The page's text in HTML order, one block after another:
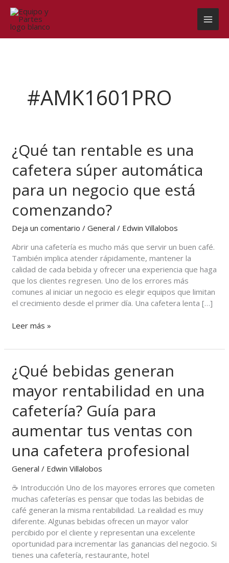
contenido
#AMK1601PRO
¿Qué tan rentable es una
cafetera súper automática
para un negocio que está
comenzando?
Deja un comentario /General / Edwin Villalobos
Abrir una cafetería es mucho más que servir un buen café.
También implica atender rápidamente, mantener la
calidad de cada bebida y ofrecer una experiencia que haga
que los clientes regresen. Uno de los errores más
comunes al iniciar un negocio es elegir equipos que limitan
el crecimiento desde el primer día. Una cafetera lenta […]
¿Qué
tan
rentable
es
una
cafetera
súper
automática
para
un
negocio
que
está
comenzando?
Leer más »
¿Qué bebidas generan
mayor rentabilidad en una
cafetería? Guía para
aumentar tus ventas con
una cafetera profesional
General / Edwin Villalobos
☕ Introducción Uno de los mayores errores que cometen
muchas cafeterías es pensar que todas las bebidas de
café generan la misma rentabilidad. La realidad es muy
diferente. Algunas bebidas ofrecen un mayor valor
percibido por el cliente y representan una excelente
oportunidad para incrementar las ganancias del negocio. Si
tienes una cafetería, restaurante, hotel
¿Qué
bebidas
generan
mayor
rentabilidad
una
Guía
para
tus
ventas
con
una
cafetera
profesional